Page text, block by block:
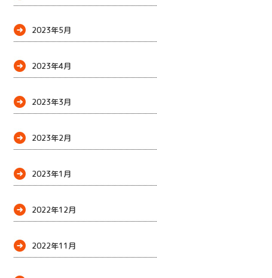
2023年5月
2023年4月
2023年3月
2023年2月
2023年1月
2022年12月
2022年11月